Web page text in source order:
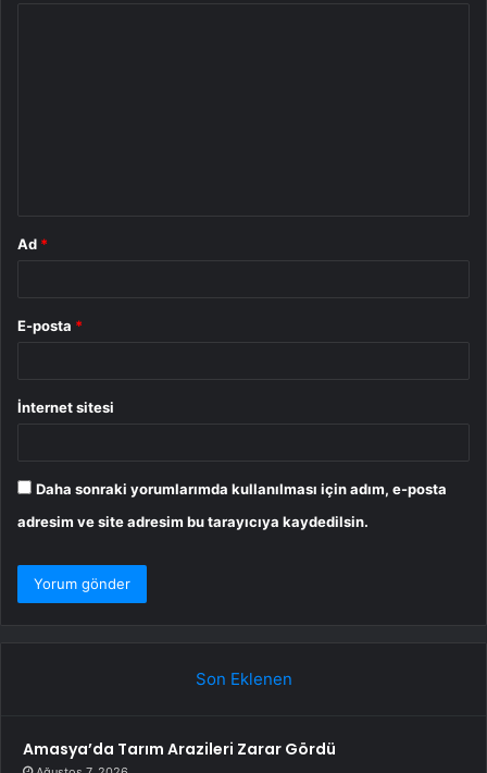
Ad *
E-posta *
İnternet sitesi
Daha sonraki yorumlarımda kullanılması için adım, e-posta
adresim ve site adresim bu tarayıcıya kaydedilsin.
Son Eklenen
Amasya’da Tarım Arazileri Zarar Gördü